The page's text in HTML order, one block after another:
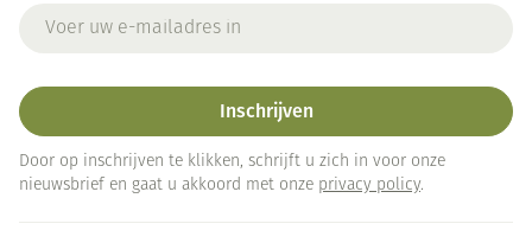
Inschrijven
Door op inschrijven te klikken, schrijft u zich in voor onze
nieuwsbrief en gaat u akkoord met onze privacy policy.